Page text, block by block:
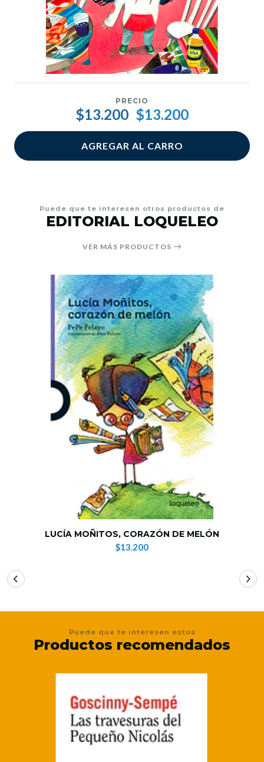
PRECIO
$13.200 $13.200
AGREGAR AL CARRO
Puede que te interesen otros productos de
EDITORIAL LOQUELEO
VER MÁS PRODUCTOS
LUCÍA MOÑITOS, CORAZÓN DE MELÓN
$13.200
Puede que te interesen estos
Productos recomendados